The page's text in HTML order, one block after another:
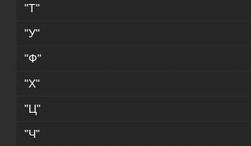
"Т"
"У"
"Ф"
"Х"
"Ц"
"Ч"